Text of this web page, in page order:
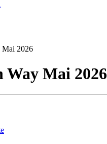
Mai 2026
Way Mai 2026